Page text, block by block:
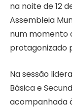
na noite de 12
Assembleia
num momento
protagonizado
Na sessão
Básica e
acompanhada